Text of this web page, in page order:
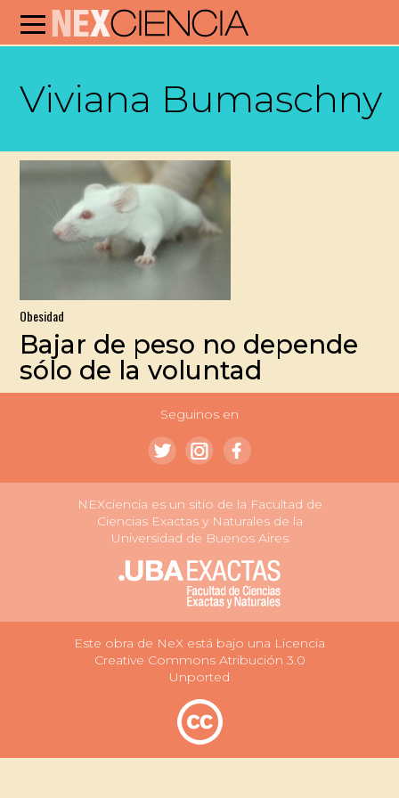
Viviana Bumaschny
Obesidad
Bajar de peso no depende
sólo de la voluntad
Seguinos en
NEXciencia es un sitio de la Facultad de
Ciencias Exactas y Naturales de la
Universidad de Buenos Aires
Este obra de NeX está bajo una Licencia
Creative Commons Atribución 3.0
Unported